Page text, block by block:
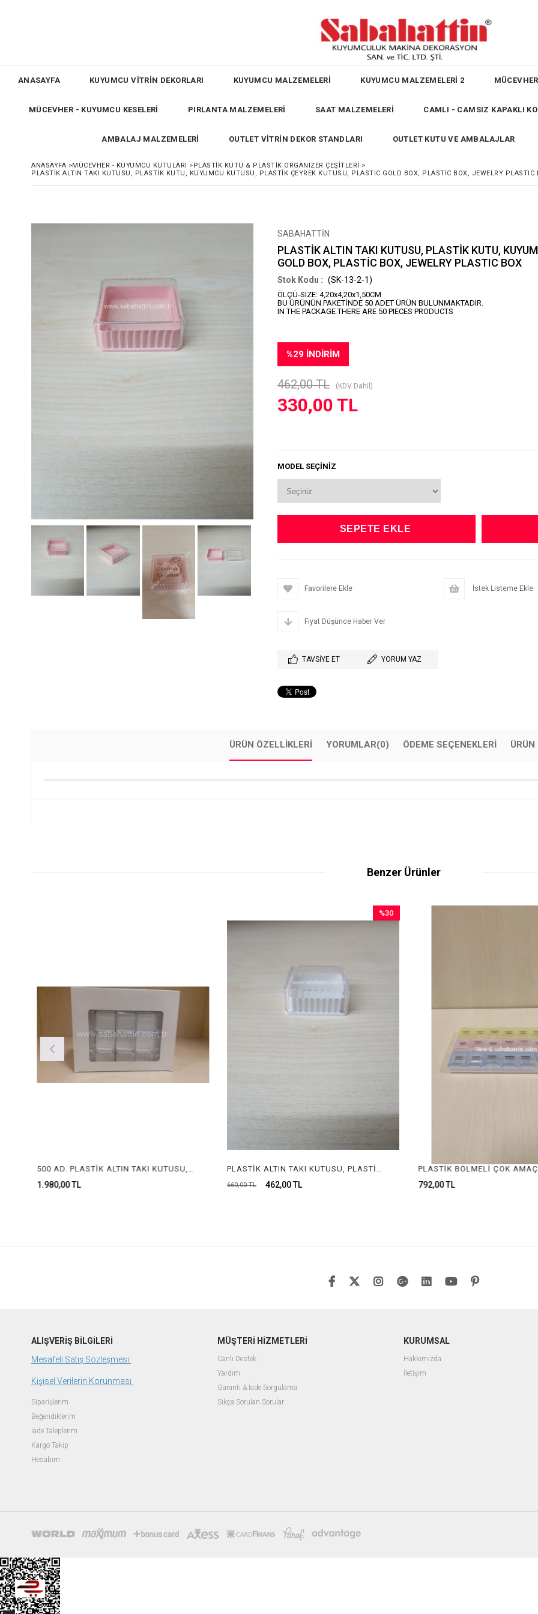
ANASAYFA KUYUMCU VİTRİN DEKORLARI KUYUMCU MALZEMELERİ KUYUMCU MALZEMELERİ 2
MÜCEVHER - KUYUMCU KESELERİ PIRLANTA MALZEMELERİ SAAT MALZEMELERİ CAMLI - CAMSIZ KAPAKLI
AMBALAJ MALZEMELERİ OUTLET VİTRİN DEKOR STANDLARI OUTLET KUTU VE AMBALAJLAR
ANASAYFA >MÜCEVHER - KUYUMCU KUTULARI >PLASTİK KUTU & PLASTİK ORGANIZER ÇEŞİTLERİ >
PLASTİK ALTIN TAKI KUTUSU, PLASTİK KUTU, KUYUMCU KUTUSU, PLASTİK ÇEYREK KUTUSU, PLASTIC GOLD BOX, PLASTİC BOX, JEWELRY PLASTIC
SABAHATTİN
PLASTİK ALTIN TAKI KUTUSU, PLASTİK KUTU,
GOLD BOX, PLASTİC BOX, JEWELRY PLASTIC BOX
(SK-13-2-1)
ÖLÇÜ-SIZE: 4,20x4,20x1,50CM
BU ÜRÜNÜN PAKETİNDE 50 ADET ÜRÜN BULUNMAKTADIR.
IN THE PACKAGE THERE ARE 50 PIECES PRODUCTS
%29 İNDIRIM
462,00 TL (KDV Dahil)
330,00 TL
MODEL SEÇİNİZ
Favorilere Ekle İstek Listeme Ekle
Fiyat Düşünce Haber Ver
TAVSIYE ET YORUM YAZ
ÜRÜN ÖZELLIKLERI YORUMLAR(0) ÖDEME SEÇENEKLERI ÜRÜN
Benzer Ürünler
500 AD. PLASTİK ALTIN TAKI KUTUSU, PLASTİK KUTU, KUYUMCU KUTUSU, PLASTIC GOLD BOX, PLASTİC BOX, JEWELRY PLASTIC BOX
1.980,00 TL
PLASTİK ALTIN TAKI KUTUSU, PLASTİK KUTU, KUYUMCU KUTUSU, PLASTİK ÇEYREK KUTUSU, PLASTIC GOLD BOX, PLASTİC BOX, JEWELRY PLASTIC BOX
462,00 TL
660,00 TL
%30
792,00 TL
ALIŞVERİŞ BİLGİLERİ
Mesafeli Satış Sözleşmesi
Kişisel Verilerin Korunması
Siparişlerim
Beğendiklerim
İade Taleplerim
Kargo Takip
Hesabım
MÜŞTERİ HİZMETLERİ
Canlı Destek
Yardım
Garanti & İade Sorgulama
Sıkça Sorulan Sorular
KURUMSAL
Hakkımızda
İletişim